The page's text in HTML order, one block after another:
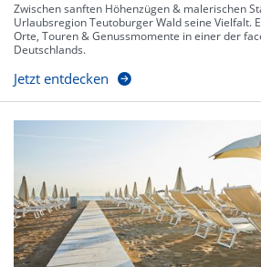
Zwischen sanften Höhenzügen & malerischen
Urlaubsregion Teutoburger Wald seine Vielfalt.
Orte, Touren & Genussmomente in einer der
Deutschlands.
Jetzt entdecken